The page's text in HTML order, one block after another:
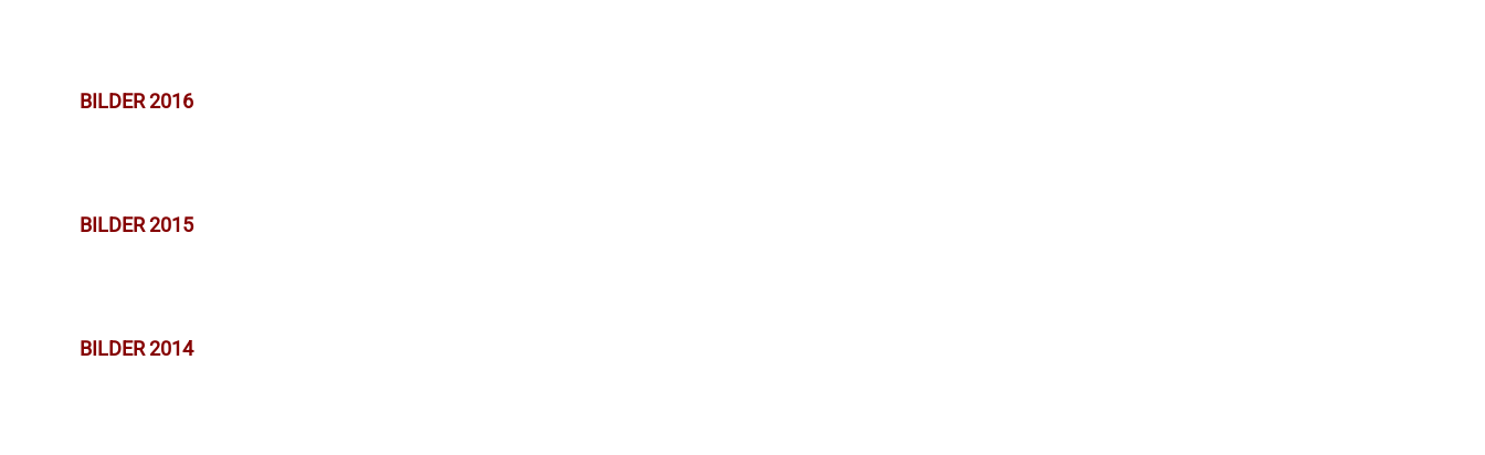
BILDER 2016
BILDER 2015
BILDER 2014